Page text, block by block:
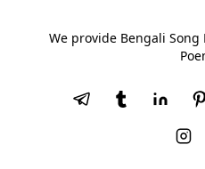
We provide Bengali